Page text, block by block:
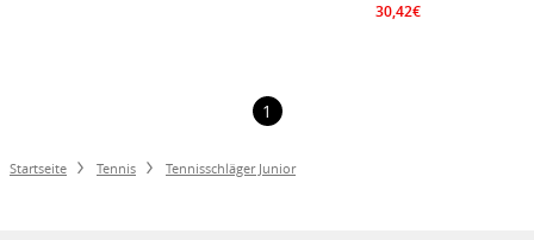
30,42€
1
Startseite Tennis Tennisschläger Junior